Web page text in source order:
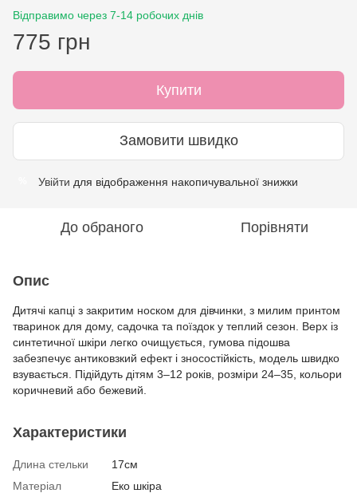
Відправимо через 7-14 робочих днів
775 грн
Купити
Замовити швидко
Увійти для відображення накопичувальної знижки
До обраного Порівняти
Опис
Дитячі капці з закритим носком для дівчинки, з милим принтом
тваринок для дому, садочка та поїздок у теплий сезон. Верх із
синтетичної шкіри легко очищується, гумова підошва
забезпечує антиковзкий ефект і зносостійкість, модель швидко
взувається. Підійдуть дітям 3–12 років, розміри 24–35, кольори
коричневий або бежевий.
Характеристики
Длина стельки
17см
Матеріал
Еко шкіра